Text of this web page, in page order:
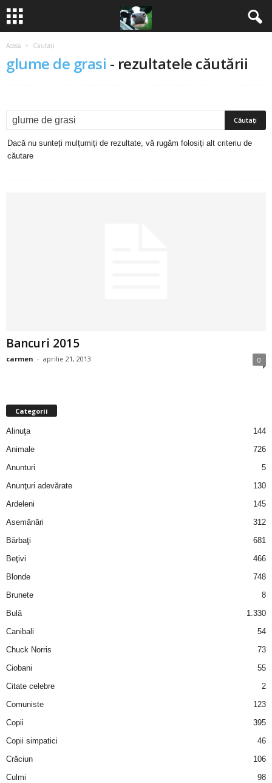
Acasă Căutați
glume de grasi - rezultatele căutării
Dacă nu sunteți mulțumiți de rezultate, vă rugăm folosiți alt criteriu de
căutare
Bancuri 2015
carmen - aprilie 21, 2013 0
Categorii
Alinuţa
144
Animale
726
Anunturi
5
Anunţuri adevărate
130
Ardeleni
145
Asemănări
312
Bărbaţi
681
Beţivi
466
Blonde
748
Brunete
8
Bulă
1.330
Canibali
54
Chuck Norris
73
Ciobani
55
Citate celebre
2
Comuniste
123
Copii
395
Copii simpatici
46
Crăciun
106
Culmi
98